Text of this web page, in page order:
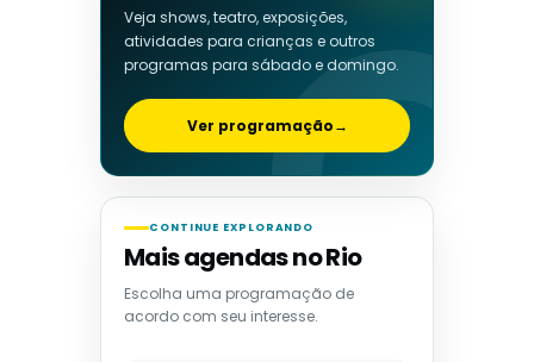
Veja shows, teatro, exposições,
atividades para crianças e outros
programas para sábado e domingo.
Ver programação→
CONTINUE EXPLORANDO
Mais agendas no Rio
Escolha uma programação de
acordo com seu interesse.